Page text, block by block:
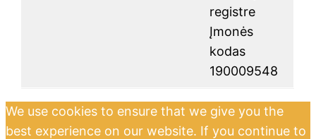
registre
Įmonės
kodas
190009548
We use cookies to ensure that we give you the
best experience on our website. If you continue to